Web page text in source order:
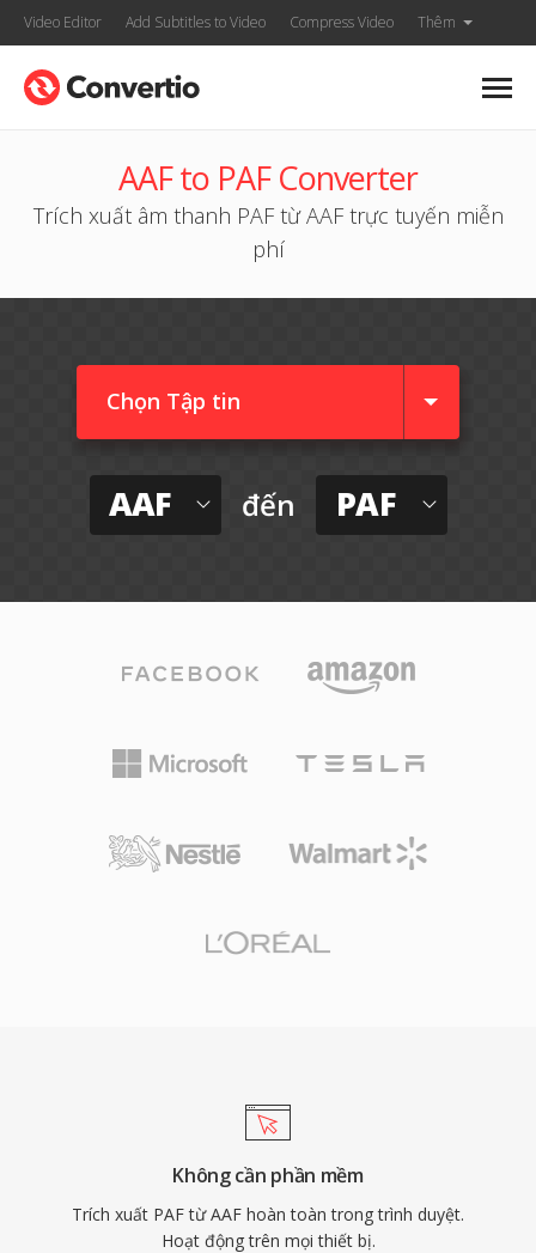
Video Editor Add Subtitles to Video Compress Video Thêm
AAF to PAF Converter
Trích xuất âm thanh PAF từ AAF trực tuyến miễn
phí
Chọn Tập tin
AAF đến PAF
Không cần phần mềm
Trích xuất PAF từ AAF hoàn toàn trong trình duyệt.
Hoạt động trên mọi thiết bị.